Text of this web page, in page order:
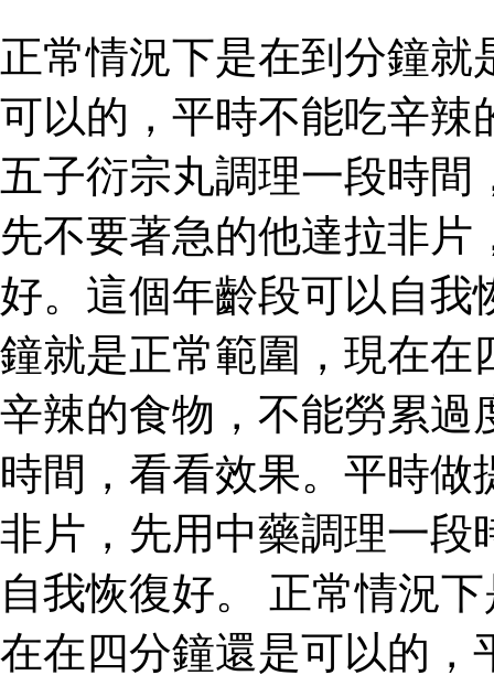
正常情況下是在到分鐘
可以的，平時不能吃辛辣
五子衍宗丸調理一段時
先不要著急的他達拉非
好。這個年齡段可以自我
鐘就是正常範圍，現在在
辛辣的食物，不能勞累過
時間，看看效果。平時
非片，先用中藥調理一段
自我恢復好。 正常情況
在在四分鐘還是可以的，